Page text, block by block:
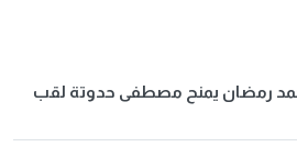
رمضان يمنح مصطفى حدوتة لقب